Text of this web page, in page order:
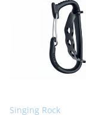
Singing Rock